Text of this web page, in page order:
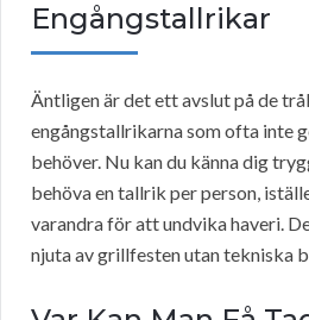
Engångstallrikar
Äntligen är det ett avslut på de
engångstallrikarna som ofta inte
behöver. Nu kan du känna dig
behöva en tallrik per person,
varandra för att undvika haveri.
njuta av grillfesten utan tekniska